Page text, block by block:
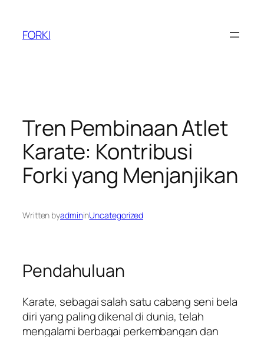
content
FORKI
Tren Pembinaan Atlet
Karate: Kontribusi
Forki yang Menjanjikan
Written byadmininUncategorized
Pendahuluan
Karate, sebagai salah satu cabang seni bela
diri yang paling dikenal di dunia, telah
mengalami berbagai perkembangan dan